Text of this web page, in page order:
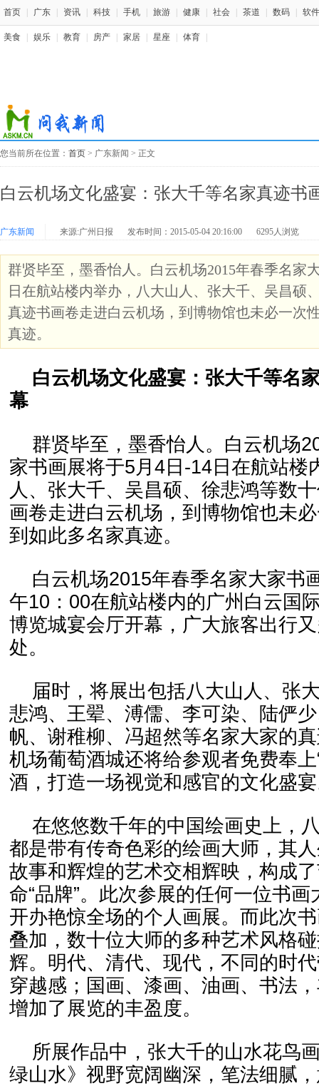
首页 广东 资讯 科技 手机 旅游 健康 社会 茶道 数码 软件
美食 娱乐 教育 房产 家居 星座 体育
您当前所在位置： 首页 > 广东新闻 > 正文
白云机场文化盛宴：张大千等名家真迹书
广东新闻 来源:广州日报 发布时间：2015-05-04 20:16:00 6295人浏览
群贤毕至，墨香怡人。白云机场2015年春季名家
日在航站楼内举办，八大山人、张大千、吴昌硕
真迹书画卷走进白云机场，到博物馆也未必一次
真迹。
白云机场文化盛宴：张大千等名
幕
群贤毕至，墨香怡人。白云机场
家书画展将于5月4日-14日在航站楼
人、张大千、吴昌硕、徐悲鸿等数
画卷走进白云机场，到博物馆也未
到如此多名家真迹。
白云机场2015年春季名家大家书
午10：00在航站楼内的广州白云国
博览城宴会厅开幕，广大旅客出行
处。
届时，将展出包括八大山人、张
悲鸿、王翚、溥儒、李可染、陆俨
帆、谢稚柳、冯超然等名家大家的
机场葡萄酒城还将给参观者免费奉上
酒，打造一场视觉和感官的文化盛
在悠悠数千年的中国绘画史上，
都是带有传奇色彩的绘画大师，其
故事和辉煌的艺术交相辉映，构成
命“品牌”。此次参展的任何一位书
开办艳惊全场的个人画展。而此次
叠加，数十位大师的多种艺术风格
辉。明代、清代、现代，不同的时
穿越感；国画、漆画、油画、书法
增加了展览的丰盈度。
所展作品中，张大千的山水花鸟
绿山水》视野宽阔幽深，笔法细腻